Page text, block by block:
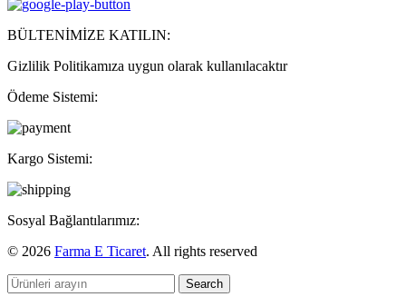
BÜLTENİMİZE KATILIN:
Gizlilik Politikamıza uygun olarak kullanılacaktır
Ödeme Sistemi:
Kargo Sistemi:
Sosyal Bağlantılarımız:
© 2026 Farma E Ticaret. All rights reserved
Search